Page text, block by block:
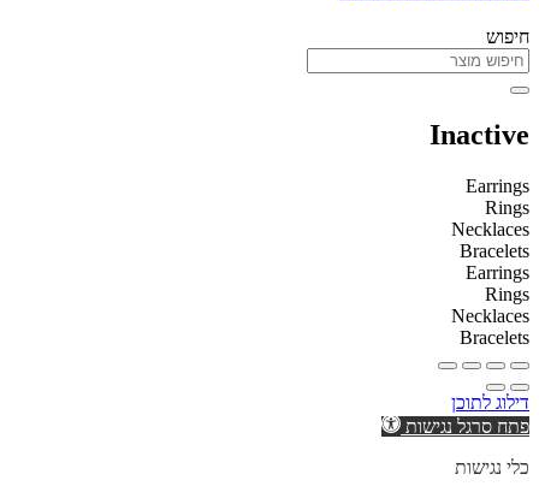
חיפוש
Inactive
Earrings
Rings
Necklaces
Bracelets
Earrings
Rings
Necklaces
Bracelets
דילוג לתוכן
פתח סרגל נגישות
כלי נגישות